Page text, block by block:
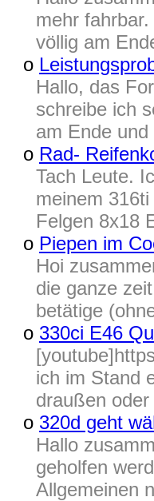
mehr
völlig am
o
Hallo, das
schreibe ich
am Ende
o Rad-
Tach Leute.
meinem
Felgen 8x18
o Piepen im
Hoi
die ganze
betätige
o 330ci E46
ich im Stand
draußen
o 320d geht
Hallo
geholfen
Allgemeinen